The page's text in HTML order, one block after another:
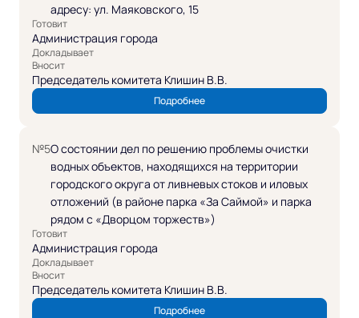
адресу: ул. Маяковского, 15
Готовит
Администрация города
Докладывает
Вносит
Председатель комитета Клишин В.В.
Подробнее
№5О состоянии дел по решению проблемы очистки
водных объектов, находящихся на территории
городского округа от ливневых стоков и иловых
отложений (в районе парка «За Саймой» и парка
рядом с «Дворцом торжеств»)
Готовит
Администрация города
Докладывает
Вносит
Председатель комитета Клишин В.В.
Подробнее